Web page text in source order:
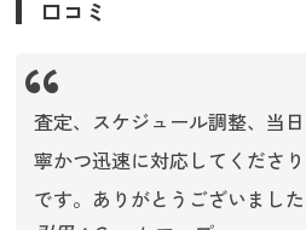
口コミ
査定、スケジュール調整、当
寧かつ迅速に対応してくださ
です。ありがとうございました